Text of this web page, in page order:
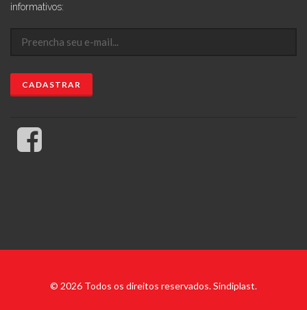
informativos:
© 2026 Todos os direitos reservados. Sindiplast.